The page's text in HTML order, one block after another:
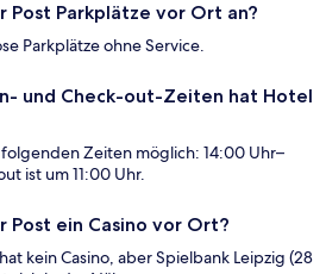
Post Parkplätze vor Ort an?
Parkplätze ohne Service.
und Check-out-Zeiten hat Hotel
Zeiten möglich: 14:00 Uhr–
ist um 11:00 Uhr.
Post ein Casino vor Ort?
kein Casino, aber Spielbank Leipzig (28